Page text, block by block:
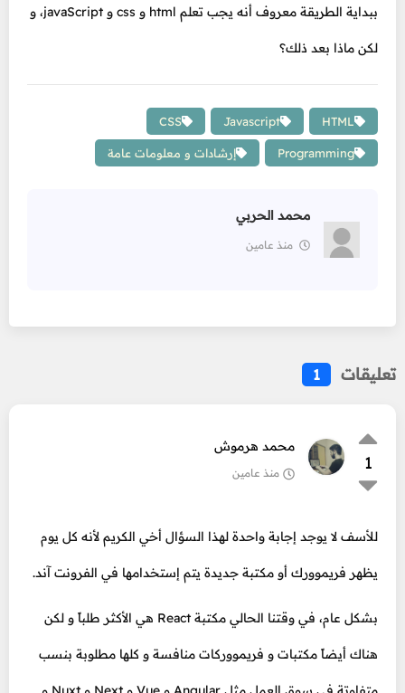
ببداية الطريقة معروف أنه يجب تعلم html و css و javaScript، و
لكن ماذا بعد ذلك؟
HTML
Javascript
CSS
Programming إرشادات و معلومات عامة
محمد الحربي
منذ عامين
تعليقات 1
1
محمد هرموش
منذ عامين
للأسف لا يوجد إجابة واحدة لهذا السؤال أخي الكريم لأنه كل يوم
يظهر فريموورك أو مكتبة جديدة يتم إستخدامها في الفرونت آند.
بشكل عام، في وقتنا الحالي مكتبة React هي الأكثر طلباً و لكن
هناك أيضاً مكتبات و فريمووركات منافسة و كلها مطلوبة بنسب